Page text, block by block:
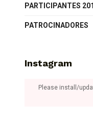
PARTICIPANTES
PATROCINADORES
Instagram
Please install/